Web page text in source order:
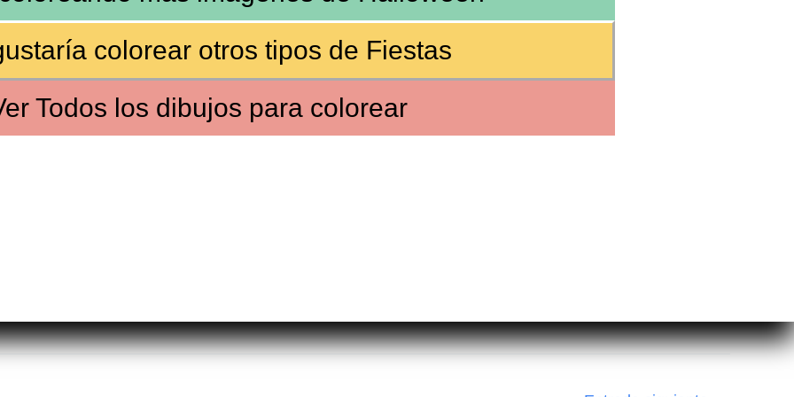
colorear otros tipos de Fiestas
Todos los dibujos para colorear